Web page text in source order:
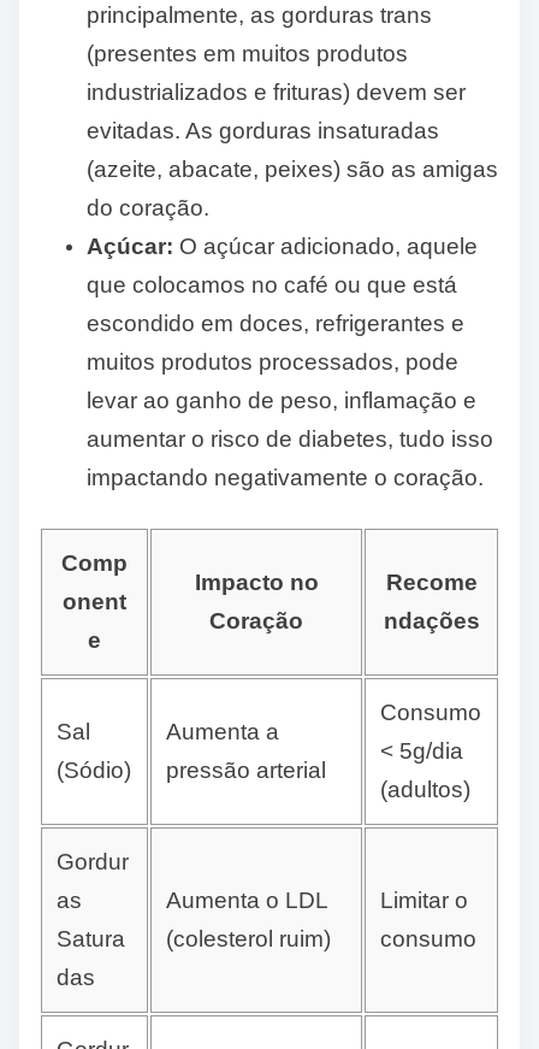
principalmente, as gorduras trans
(presentes em muitos produtos
industrializados e frituras) devem ser
evitadas. As gorduras insaturadas
(azeite, abacate, peixes) são as amigas
do coração.
Açúcar: O açúcar adicionado, aquele
que colocamos no café ou que está
escondido em doces, refrigerantes e
muitos produtos processados, pode
levar ao ganho de peso, inflamação e
aumentar o risco de diabetes, tudo isso
impactando negativamente o coração.
Comp
onent
e
Impacto no
Coração
Recome
ndações
Sal
(Sódio)
Aumenta a
pressão arterial
Consumo
< 5g/dia
(adultos)
Gordur
as
Satura
das
Aumenta o LDL
(colesterol ruim)
Limitar o
consumo